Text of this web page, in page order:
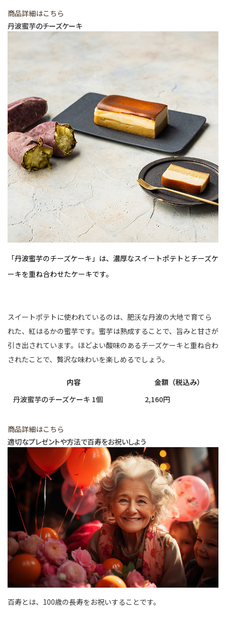
商品詳細はこちら
丹波蜜芋のチーズケーキ
「丹波蜜芋のチーズケーキ」は、濃厚なスイートポテトとチーズケ
ーキを重ね合わせたケーキです。
スイートポテトに使われているのは、肥沃な丹波の大地で育てら
れた、紅はるかの蜜芋です。蜜芋は熟成することで、旨みと甘さが
引き出されています。ほどよい酸味のあるチーズケーキと重ね合わ
されたことで、贅沢な味わいを楽しめるでしょう。
内容
金額（税込み）
丹波蜜芋のチーズケーキ 1個
2,160円
商品詳細はこちら
適切なプレゼントや方法で百寿をお祝いしよう
百寿とは、100歳の長寿をお祝いすることです。